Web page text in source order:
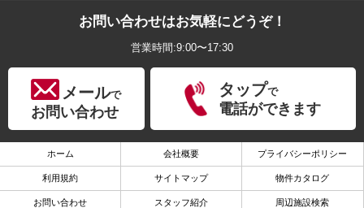
お問い合わせはお気軽にどうぞ！
営業時間:9:00〜17:30
メールで
お問い合わせ
タップで
電話ができます
ホーム 会社概要 プライバシーポリシー
利用規約 サイトマップ 物件カタログ
お問い合わせ スタッフ紹介 周辺施設検索